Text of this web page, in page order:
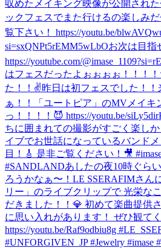
収めたメイキング映像が公開され
ックフェスでまた行けるの楽しみ
覧下さい！ https://youtu.be/
si=sxQNPt5rEMM5wLbOお次は目指
https://youtube.com/
はフェスだったよぉぉぉぉ！！！
た！！✌️昨日は初フェスでした！
ぁ！！
「ユートピア」のMVメイキ
っ！！！！😈 https://youtu.be/
ちに囲まれての撮影がすごく楽し
イブでお世話になっているバンド
目！🎸 是非ご覧ください！🎥
#SANDLANDあしたの夜10時ぐら
ろうかなぁ〜！ LE SSERAFIMさん
リー」のライブクリップで 光栄な
だきました！！💎 初めて楽曲提供
に思い入れがあります！ ぜひ観て
https://youtu.be/Raf9odbiu8g
#UNFORGIVEN_JP #Jewelry #imase